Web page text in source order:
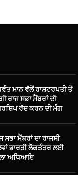
ਮਾਨ ਵੱਲੋਂ ਰਾਸ਼ਟਰਪਤੀ ਤੋਂ
ਰਾਜ ਸਭਾ ਮੈਂਬਰਾਂ ਦੀ
ਰੱਦ ਕਰਨ ਦੀ ਮੰਗ
ਸਭਾ ਮੈਂਬਰਾਂ ਦਾ ਰਾਜਸੀ
ਭਾਰਤੀ ਲੋਕਤੰਤਰ ਲਈ
ਅਧਿਆਇ